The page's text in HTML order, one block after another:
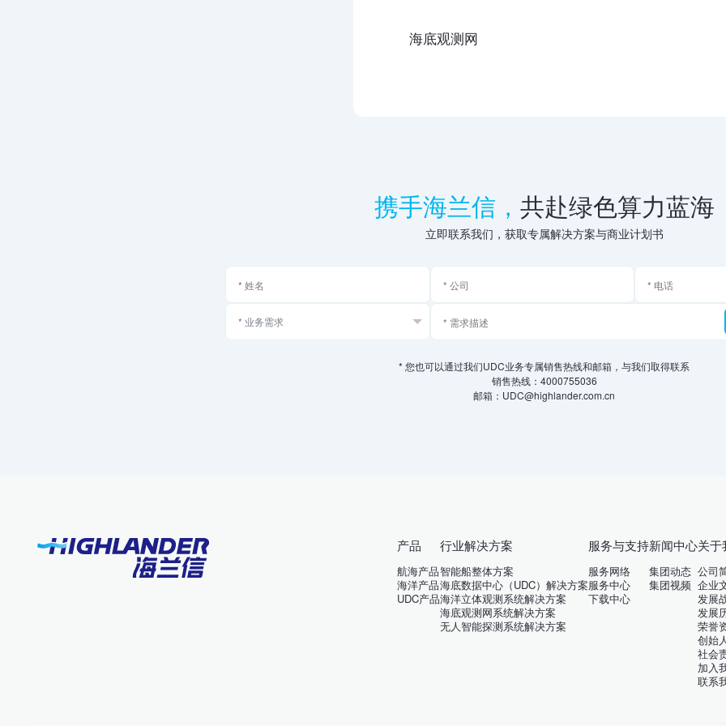
海底观测网
携手海兰信， 共赴绿色算力蓝海
立即联系我们，获取专属解决方案与商业计划书
* 您也可以通过我们UDC业务专属销售热线和邮箱，与我们取得联系
销售热线：4000755036
邮箱：UDC@highlander.com.cn
产品
航海产品
海洋产品
UDC产品
行业解决方案
智能船整体方案
海底数据中心（UDC）解决方案
海洋立体观测系统解决方案
海底观测网系统解决方案
无人智能探测系统解决方案
服务与支持
服务网络
服务中心
下载中心
新闻中心
集团动态
集团视频
关于
公司
企业
发展
发展
荣誉
创始
社会
加入
联系